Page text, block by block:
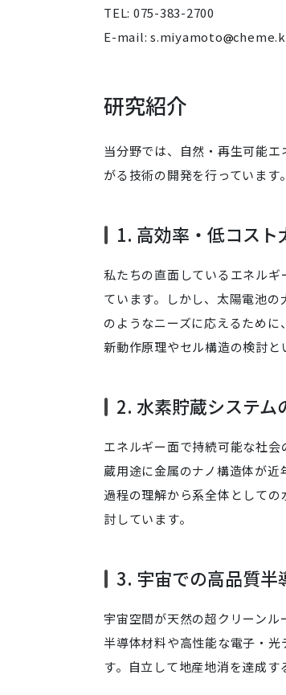
TEL: 075-383-2700
E-mail: s.miyamoto
研究紹介
当分野では、自然・再生可能
がる技術の開発を行っています。
1. 高効率・低コスト
私たちの直面しているエネル
ています。しかし、太陽電池
のようなニーズに応えるために
新動作原理やセル構造の検討と
2. 水素貯蔵システ
エネルギー面で持続可能な社
蔵用途に金属のナノ構造体が
過程の理解から系全体として
討しています。
3. 宇宙での高品質半
宇宙空間が天然の超クリーン
半導体材料や高性能な電子・
す。自立して地産地消を達成す